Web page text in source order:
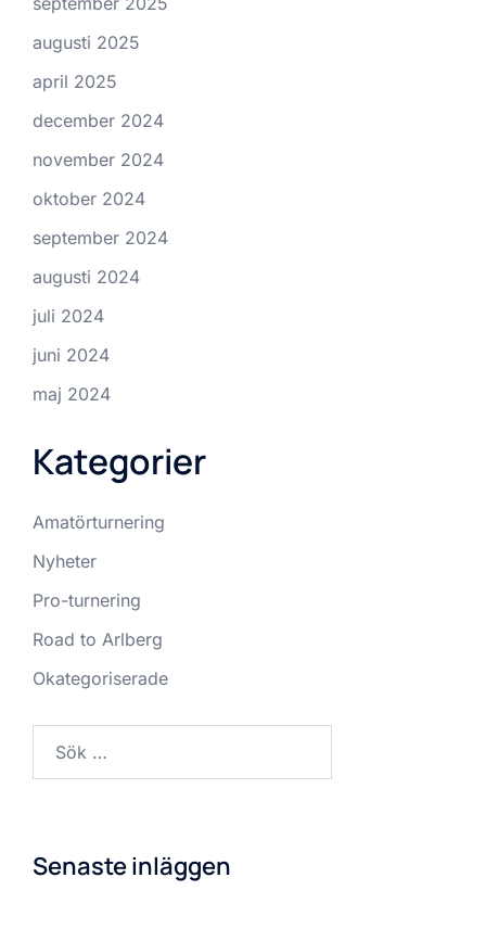
augusti 2025
april 2025
december 2024
november 2024
oktober 2024
september 2024
augusti 2024
juli 2024
juni 2024
maj 2024
Kategorier
Amatörturnering
Nyheter
Pro-turnering
Road to Arlberg
Okategoriserade
efter:
Senaste inläggen